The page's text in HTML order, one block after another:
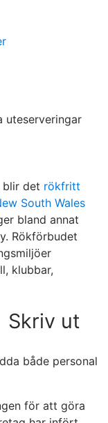
uteserveringar
blir det rökfritt
South Wales
bland annat
Rökförbudet
klubbar,
Skriv ut
både personal
för att göra